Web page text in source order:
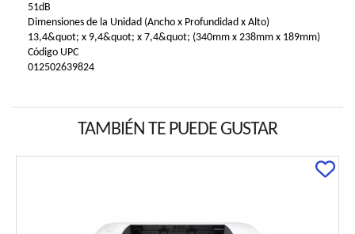
51dB
Dimensiones de la Unidad (Ancho x Profundidad x Alto)
13,4&quot; x 9,4&quot; x 7,4&quot; (340mm x 238mm x 189mm)
Código UPC
012502639824
TAMBIÉN TE PUEDE GUSTAR